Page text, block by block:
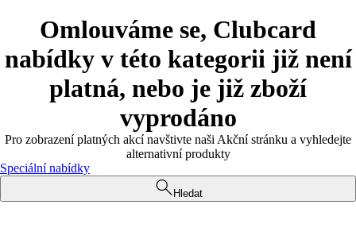
Omlouváme se, Clubcard
nabídky v této kategorii již není
platná, nebo je již zboží
vyprodáno
Pro zobrazení platných akcí navštivte naši Akční stránku a vyhledejte
alternativní produkty
Speciální nabídky
Hledat